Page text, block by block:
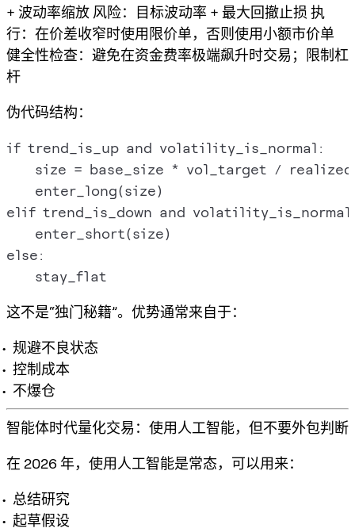
+ 波动率缩放 风险：目标波动率 + 最大回撤止损 执
行：在价差收窄时使用限价单，否则使用小额市价单
健全性检查：避免在资金费率极端飙升时交易；限制杠
杆
伪代码结构：
if trend_is_up and volatility_is_normal:
size = base_size * vol_target /
    enter_long(size)
elif trend_is_down and
    enter_short(size)
else:
这不是“独门秘籍”。优势通常来自于：
规避不良状态
控制成本
不爆仓
智能体时代量化交易：使用人工智能，但不要外包判断
在 2026 年，使用人工智能是常态，可以用来：
总结研究
起草假设